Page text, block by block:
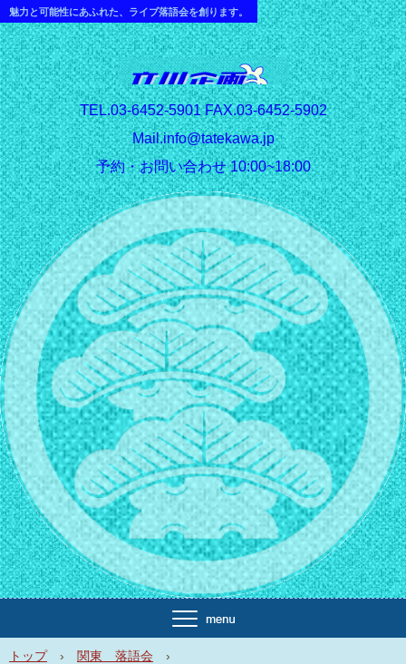
魅力と可能性にあふれた、ライブ落語会を創ります。
TEL.03-6452-5901 FAX.03-6452-5902
Mail.info@tatekawa.jp
予約・お問い合わせ 10:00~18:00
トップ › 関東 落語会 ›